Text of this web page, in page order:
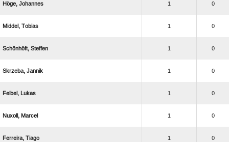
  1 0
  1 0
  1 0
  1 0
  1 0
  1 0
  1 0